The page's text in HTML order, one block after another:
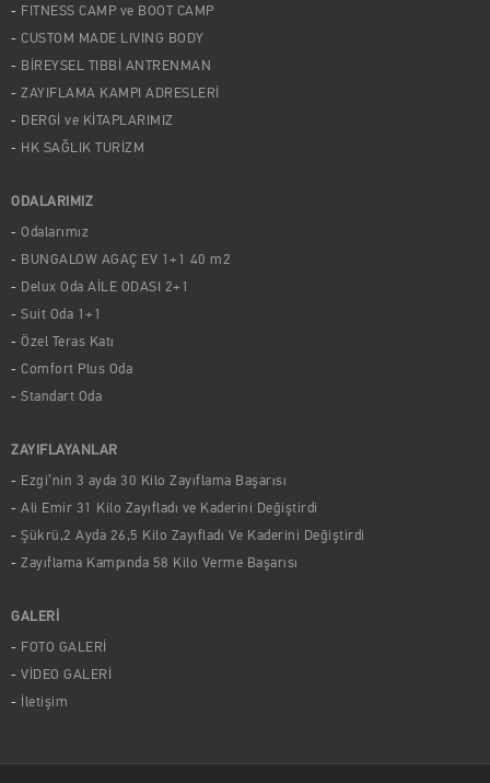
FITNESS CAMP ve BOOT CAMP
CUSTOM MADE LIVING BODY
BİREYSEL TIBBİ ANTRENMAN
ZAYIFLAMA KAMPI ADRESLERİ
DERGİ ve KİTAPLARIMIZ
HK SAĞLIK TURİZM
ODALARIMIZ
Odalarımız
BUNGALOW AGAÇ EV 1+1 40 m2
Delux Oda AİLE ODASI 2+1
Suit Oda 1+1
Özel Teras Katı
Comfort Plus Oda
Standart Oda
ZAYIFLAYANLAR
Ezgi’nin 3 ayda 30 Kilo Zayıflama Başarısı
Ali Emir 31 Kilo Zayıfladı ve Kaderini Değiştirdi
Şükrü,2 Ayda 26,5 Kilo Zayıfladı Ve Kaderini Değiştirdi
Zayıflama Kampında 58 Kilo Verme Başarısı
GALERİ
FOTO GALERİ
VİDEO GALERİ
İletişim